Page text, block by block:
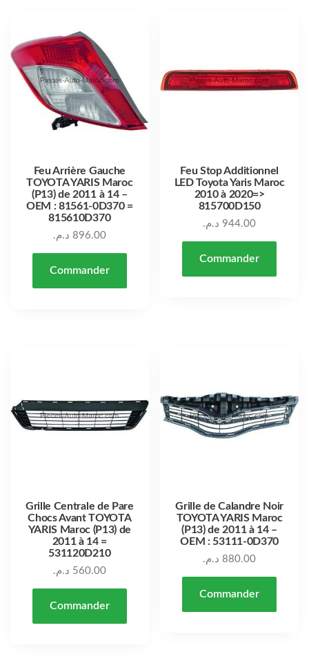
Feu Arrière Gauche
TOYOTA YARIS Maroc
(P13) de 2011 à 14 –
OEM : 81561-0D370 =
815610D370
896.00 د.م.
Commander
Feu Stop Additionnel
LED Toyota Yaris Maroc
2010 à 2020=>
815700D150
944.00 د.م.
Commander
Grille Centrale de Pare
Chocs Avant TOYOTA
YARIS Maroc (P13) de
2011 à 14 =
531120D210
560.00 د.م.
Commander
Grille de Calandre Noir
TOYOTA YARIS Maroc
(P13) de 2011 à 14 –
OEM : 53111-0D370
880.00 د.م.
Commander